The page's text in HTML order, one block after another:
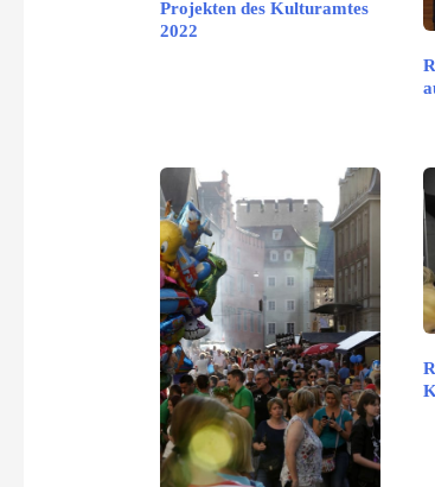
Projekten des Kulturamtes
2022